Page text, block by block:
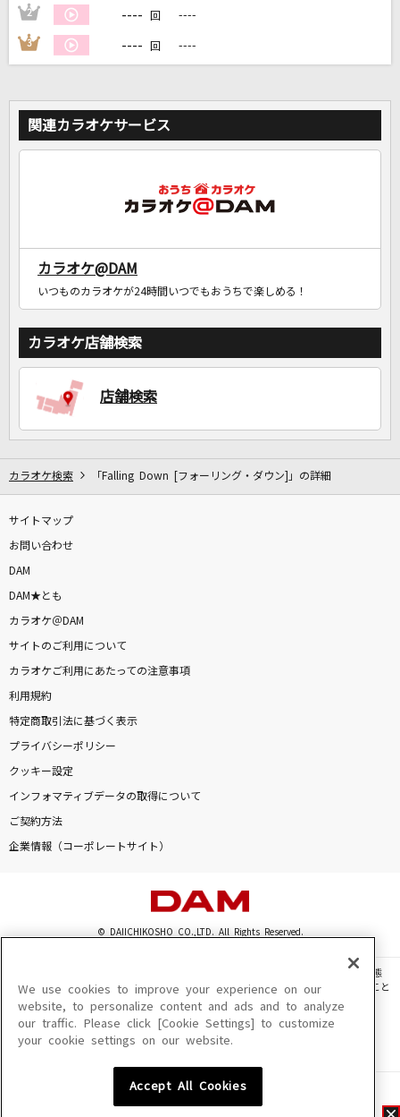
2 ---- 回 ----
3 ---- 回 ----
関連カラオケサービス
カラオケ@DAM
いつものカラオケが24時間いつでもおうちで楽しめる！
カラオケ店舗検索
店舗検索
カラオケ検索 「Falling Down [フォーリング・ダウン]」の詳細
サイトマップ
お問い合わせ
DAM
DAM★とも
カラオケ＠DAM
サイトのご利用について
カラオケご利用にあたっての注意事項
利用規約
特定商取引法に基づく表示
プライバシーポリシー
クッキー設定
インフォマティブデータの取得について
ご契約方法
企業情報（コーポレートサイト）
© DAIICHIKOSHO CO.,LTD. All Rights Reserved.
このサイトに掲載されている一切の文章・画像・写真・動画・音声等を、手段や形態
を問わず、著作権法の定める範囲を超えて無断で複製、転載、ファイル化などすること
を禁じます。
楽曲及びコンテンツは、機種によりご利用いただけない場合があります。
楽曲及びコンテンツの配信日、配信内容が変更になる場合があります。
We use cookies to improve your experience on our
website, to personalize content and ads and to analyze
our traffic. Please click [Cookie Settings] to customize
your cookie settings on our website.
Accept All Cookies